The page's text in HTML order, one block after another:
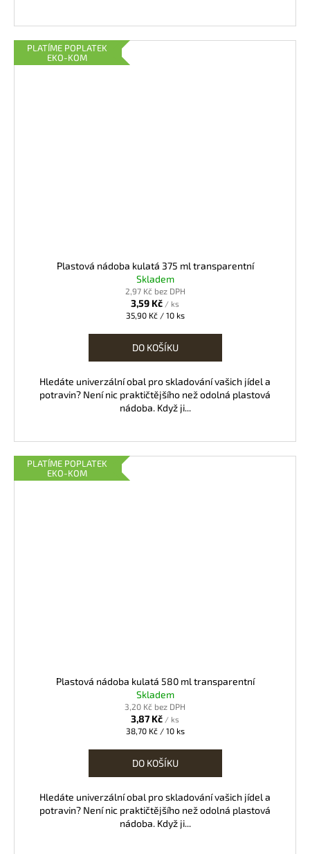
PLATÍME POPLATEK
EKO-KOM
Plastová nádoba kulatá 375 ml transparentní
Skladem
2,97 Kč bez DPH
3,59 Kč / ks
Měrná
35,90 Kč / 10 ks
DO KOŠÍKU
Hledáte univerzální obal pro skladování vašich jídel a
potravin? Není nic praktičtějšího než odolná plastová
nádoba. Když ji...
PLATÍME POPLATEK
EKO-KOM
Plastová nádoba kulatá 580 ml transparentní
Skladem
3,20 Kč bez DPH
3,87 Kč / ks
Měrná
38,70 Kč / 10 ks
DO KOŠÍKU
Hledáte univerzální obal pro skladování vašich jídel a
potravin? Není nic praktičtějšího než odolná plastová
nádoba. Když ji...